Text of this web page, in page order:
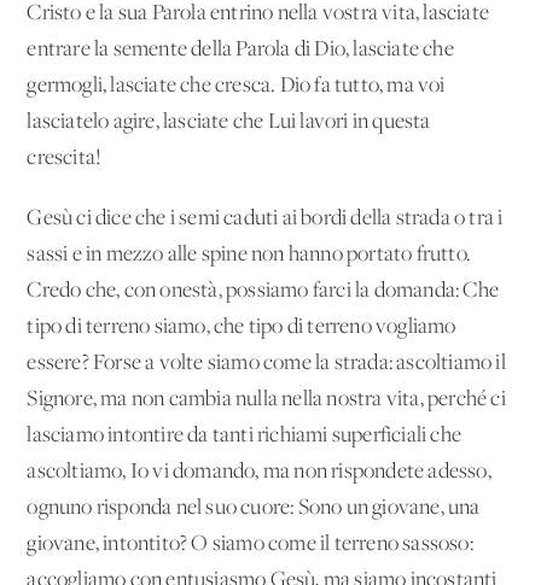
Cristo e la sua Parola entrino nella vostra vita, lasciate
entrare la semente della Parola di Dio, lasciate che
germogli, lasciate che cresca. Dio fa tutto, ma voi
lasciatelo agire, lasciate che Lui lavori in questa
crescita!
Gesù ci dice che i semi caduti ai bordi della strada o tra i
sassi e in mezzo alle spine non hanno portato frutto.
Credo che, con onestà, possiamo farci la domanda: Che
tipo di terreno siamo, che tipo di terreno vogliamo
essere? Forse a volte siamo come la strada: ascoltiamo il
Signore, ma non cambia nulla nella nostra vita, perché ci
lasciamo intontire da tanti richiami superficiali che
ascoltiamo, Io vi domando, ma non rispondete adesso,
ognuno risponda nel suo cuore: Sono un giovane, una
giovane, intontito? O siamo come il terreno sassoso:
accogliamo con entusiasmo Gesù, ma siamo incostanti